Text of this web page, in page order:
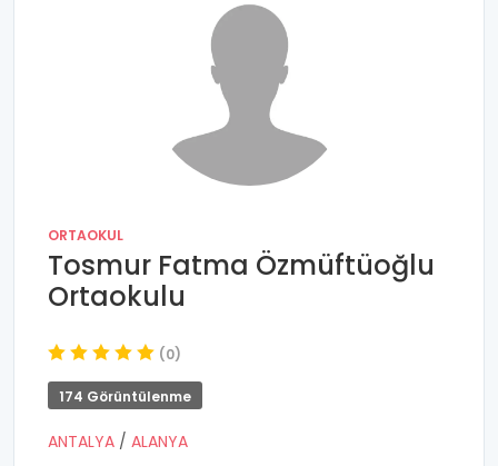
ORTAOKUL
Tosmur Fatma Özmüftüoğlu
Ortaokulu
(0)
174 Görüntülenme
ANTALYA / ALANYA